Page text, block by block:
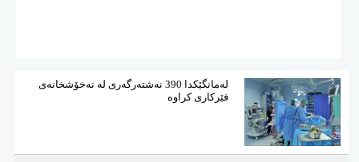
لەمانگێكدا 390 نەشتەرگەری لە نەخۆشخانەی
فێركاری كراوە